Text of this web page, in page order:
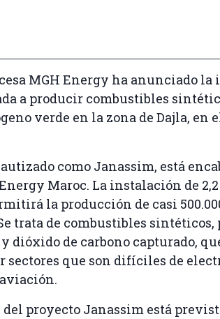
MGH Energy ha anunciado
a producir combustibles
verde en la zona de Dajla, en
como Janassim, está
Maroc. La instalación de 2,2
la producción de casi
trata de combustibles sintéticos,
dióxido de carbono capturado,
sectores que son difíciles de
proyecto Janassim está